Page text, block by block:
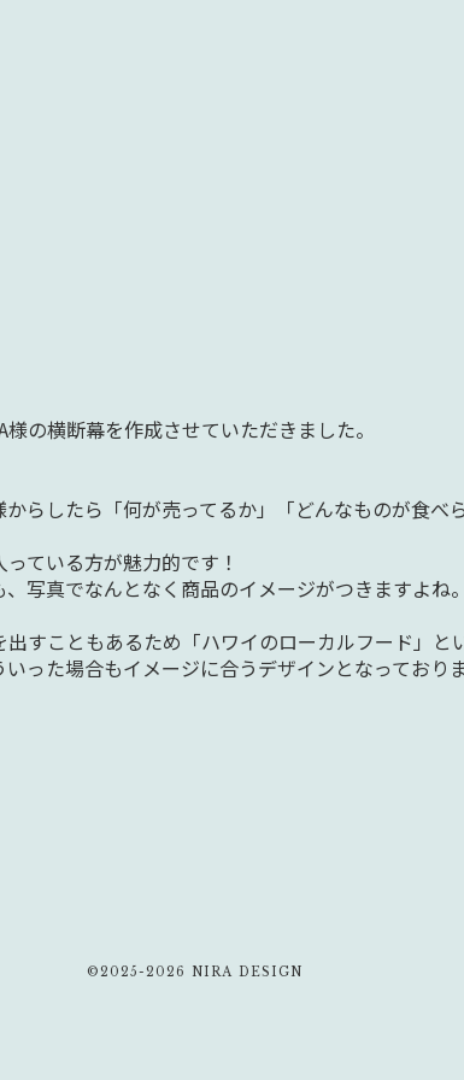
の横断幕を作成させていただきました。
らしたら「何が売ってるか」「どんなものが食べ
ている方が魅力的です！
写真でなんとなく商品のイメージがつきますよね。
すこともあるため「ハワイのローカルフード」と
った場合もイメージに合うデザインとなっておりま
©2025-2026 NIRA DESIGN